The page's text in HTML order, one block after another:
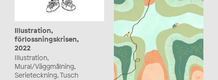
Illustration,
förlossningskrisen,
2022
Illustration,
Mural/Väggmålning,
Serieteckning, Tusch